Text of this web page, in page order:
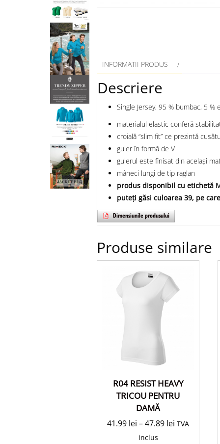
INFORMATII PRODUS
Descriere
Single Jersey, 95 % bumbac, 5
materialul elastic conferă
croială “slim fit” ce prezintă
guler în formă de V
gulerul este finisat din acelaşi
mâneci lungi de tip raglan
produs disponibil cu etichetă
puteți găsi culoarea 39, pe
Dimensiunile produsului
Produse similare
R04 RESIST HEAVY
TRICOU PENTRU
DAMĂ
41.99 lei –47.89 lei TVA
inclus